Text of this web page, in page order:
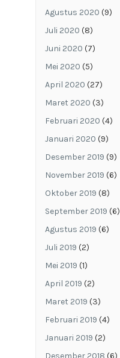
Agustus 2020 (9)
Juli 2020 (8)
Juni 2020 (7)
Mei 2020 (5)
April 2020 (27)
Maret 2020 (3)
Februari 2020 (4)
Januari 2020 (9)
Desember 2019 (9)
November 2019 (6)
Oktober 2019 (8)
September 2019 (6)
Agustus 2019 (6)
Juli 2019 (2)
Mei 2019 (1)
April 2019 (2)
Maret 2019 (3)
Februari 2019 (4)
Januari 2019 (2)
Desember 2018 (6)